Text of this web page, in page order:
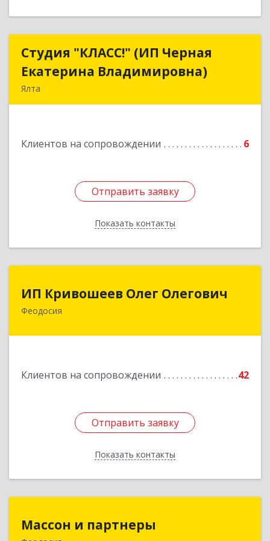
Студия "КЛАСС!" (ИП Черная
Екатерина Владимировна)
Ялта
Клиентов на сопровождении 6
Отправить заявку
Показать контакты
Студия "КЛАСС!" (ИП Черная
Екатерина Владимировна)
Отправить заявку
Назад
ИП Кривошеев Олег Олегович
Феодосия
Клиентов на сопровождении 42
Отправить заявку
Показать контакты
Отправить заявку
Назад
Массон и партнеры